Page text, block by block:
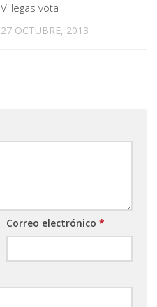
Villegas vota
27 OCTUBRE, 2013
Correo electrónico *